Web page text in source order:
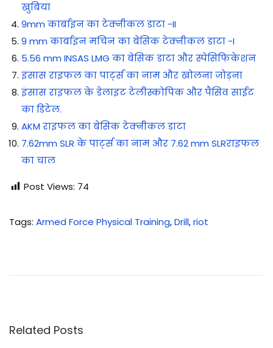
खुबिया
9mm कार्बाइन का टेक्नीकल डाटा -II
9 mm कार्बाइन मचिन का बेसिक टेक्नीकल डाटा -I
5.56 mm INSAS LMG का बेसिक डाटा और स्पेसिफिकेशन
इंसास राइफल का पार्ट्स का नाम और खोलना जोड़ना
इंसास राइफल के डेलाइट टेलीस्कोपिक और पैसिव साईट
का डिटेल.
AKM राइफल का बेसिक टेक्नीकल डाटा
7.62mm SLR के पार्ट्स का नाम और 7.62 mm SLRराइफल
का चाल
Post Views: 74
Tags: Armed Force Physical Training,Drill,riot
क्ट
Related Posts